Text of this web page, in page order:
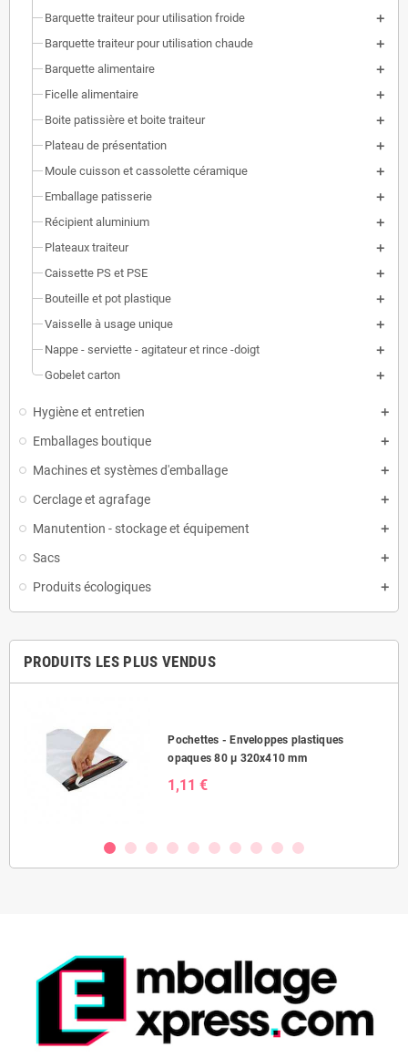
Barquette traiteur pour utilisation froide
Barquette traiteur pour utilisation chaude
Barquette alimentaire
Ficelle alimentaire
Boite patissière et boite traiteur
Plateau de présentation
Moule cuisson et cassolette céramique
Emballage patisserie
Récipient aluminium
Plateaux traiteur
Caissette PS et PSE
Bouteille et pot plastique
Vaisselle à usage unique
Nappe - serviette - agitateur et rince -doigt
Gobelet carton
Hygiène et entretien
Emballages boutique
Machines et systèmes d'emballage
Cerclage et agrafage
Manutention - stockage et équipement
Sacs
Produits écologiques
PRODUITS LES PLUS VENDUS
Pochettes - Enveloppes plastiques
opaques 80 µ 320x410 mm
1,11 €